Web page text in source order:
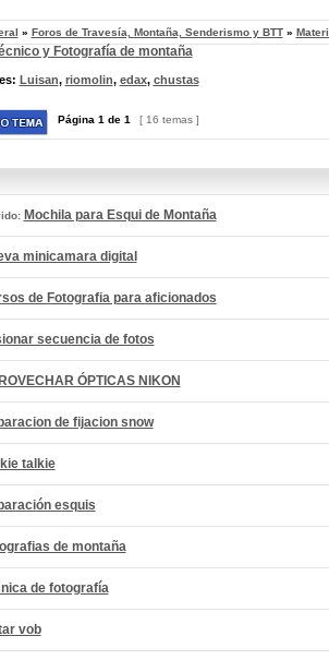
» Foros de Travesía, Montaña, Senderismo y BTT»
y Fotografía de montaña
Luisan, riomolin, edax, chustas
Página 1 de 1 [ 16 temas ]
Mochila para Esqui de Montaña
minicamara digital
de Fotografia para aficionados
secuencia de fotos
ÓPTICAS NIKON
de fijacion snow
talkie
esquis
de montaña
de fotografía
vob